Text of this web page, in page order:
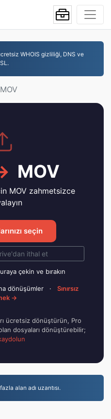
WHOIS gizliliği, DNS ve
MOV
MOV zahmetsizce
seçin
ithal et
çekin ve bırakın
dönüşümler ·
Sınırsız
→
ücretsiz dönüştürün, Pro
dosyaları dönüştürebilir;
alan adı uzantısı.